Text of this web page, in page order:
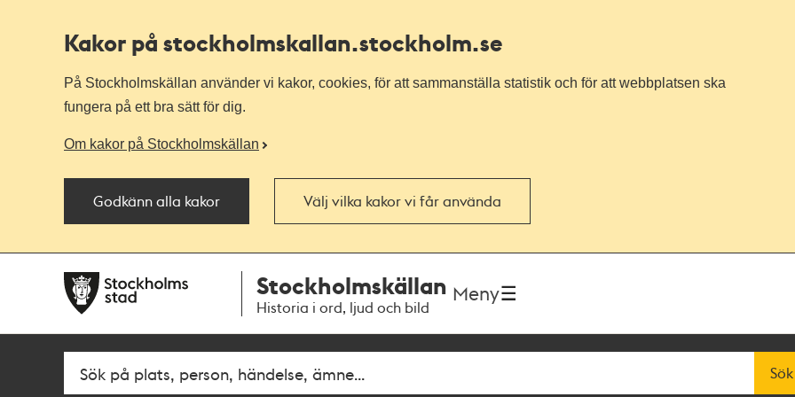
Kakor på stockholmskallan.stockholm.se
På Stockholmskällan använder vi kakor, cookies, för att sammanställa statistik och för att webbplatsen ska
fungera på ett bra sätt för dig.
Om kakor på Stockholmskällan
Godkänn alla kakor Välj vilka kakor vi får använda
navigationen
huvudinnehållet
Stockholmskällan
Historia i ord, ljud och bild
Meny
Fritextsök Sök